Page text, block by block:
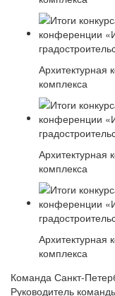
Архитектурная
комплекса
Архитектурная
комплекса
Архитектурная
комплекса
Команда Санкт-
Руководитель